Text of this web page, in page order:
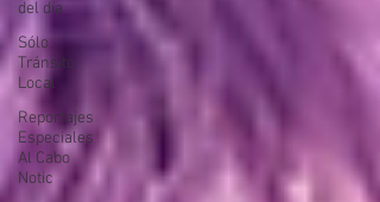
del día
Sólo
Tránsito
Local
Reportajes
Especiales
Al Cabo
Notic